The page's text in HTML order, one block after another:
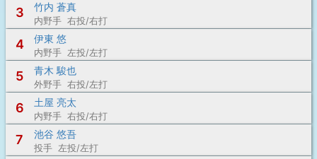
3 竹内 蒼真
内野手 右投/右打
4 伊東 悠
内野手 左投/左打
5 青木 駿也
外野手 右投/左打
6 土屋 亮太
内野手 右投/右打
7 池谷 悠吾
投手 左投/左打